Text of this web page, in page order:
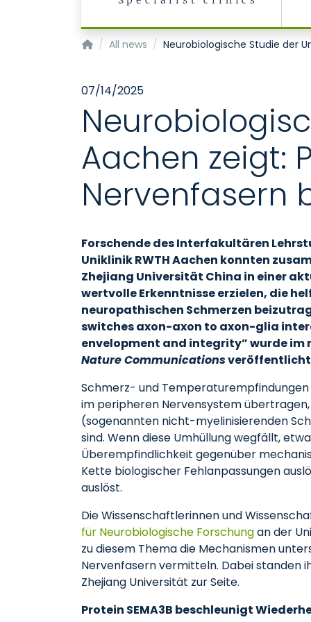
Homepage of Uniklinik RWTH Aachen
All news Neurobiologische Studie der
07/14/2025
Aachen zeigt:
Nervenfasern
Forschende des Interfakultären
Uniklinik RWTH Aachen konnten
Zhejiang Universität China in einer
wertvolle Erkenntnisse erzielen, die
neuropathischen Schmerzen
switches axon-axon to axon-glia
envelopment and integrity” wurde
Nature Communications
Schmerz- und
im peripheren Nervensystem
(sogenannten nicht-myelinisierenden
sind. Wenn diese Umhüllung wegfällt,
Überempfindlichkeit gegenüber
Kette biologischer Fehlanpassungen
auslöst.
Die Wissenschaftlerinnen und
für Neurobiologische Forschungan der
zu diesem Thema die Mechanismen
Nervenfasern vermitteln. Dabei standen
Zhejiang Universität zur Seite.
Protein SEMA3B beschleunigt